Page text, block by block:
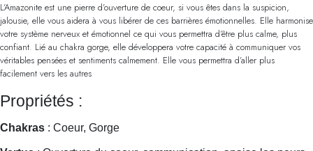
L’Amazonite est une pierre d’ouverture de coeur, si vous êtes dans la suspicion,
jalousie, elle vous aidera à vous libérer de ces barrières émotionnelles. Elle harmonise
votre système nerveux et émotionnel ce qui vous permettra d’être plus calme, plus
confiant. Lié au chakra gorge, elle développera votre capacité à communiquer vos
véritables pensées et sentiments calmement. Elle vous permettra d’aller plus
facilement vers les autres
Propriétés :
Chakras : Coeur, Gorge